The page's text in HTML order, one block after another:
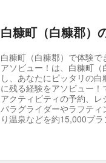
白糠町（白糠郡）
白糠町（白糠郡）で体験で
アソビュー！は、白糠町
し、あなたにピッタリの
に残る経験をアソビュー！
アクティビティの予約、レ
パラグライダーやラフテ
り温泉などを約15,000プ